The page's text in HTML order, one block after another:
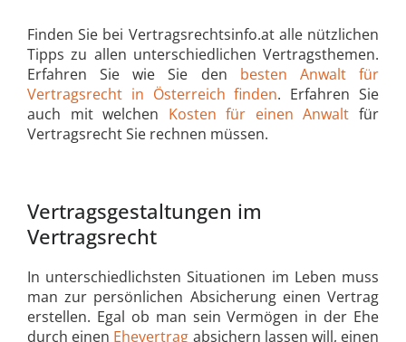
Finden Sie bei Vertragsrechtsinfo.at alle nützlichen
Tipps zu allen unterschiedlichen Vertragsthemen.
Erfahren Sie wie Sie den besten Anwalt für
Vertragsrecht in Österreich finden. Erfahren Sie
auch mit welchen Kosten für einen Anwalt für
Vertragsrecht Sie rechnen müssen.
Vertragsgestaltungen im
Vertragsrecht
In unterschiedlichsten Situationen im Leben muss
man zur persönlichen Absicherung einen Vertrag
erstellen. Egal ob man sein Vermögen in der Ehe
durch einen Ehevertrag absichern lassen will, einen